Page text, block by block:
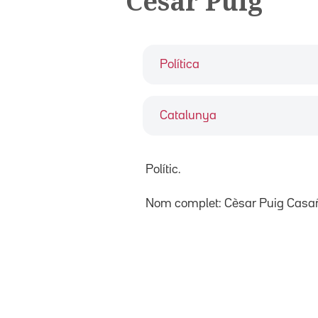
Política
Catalunya
Polític.
Nom complet: Cèsar Puig